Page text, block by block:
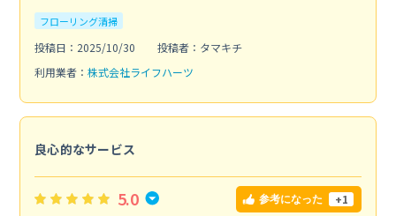
フローリング清掃
投稿日：2025/10/30
投稿者：タマキチ
利用業者： 株式会社ライフハーツ
良心的なサービス
5.0 参考になった +1